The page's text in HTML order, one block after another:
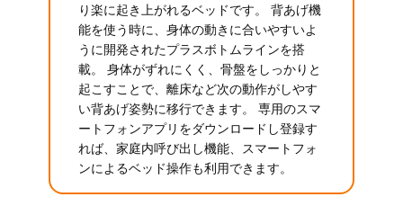
り楽に起き上がれるベッドです。 背あげ機
能を使う時に、身体の動きに合いやすいよ
うに開発されたプラスボトムラインを搭
載。 身体がずれにくく、骨盤をしっかりと
起こすことで、離床など次の動作がしやす
い背あげ姿勢に移行できます。 専用のスマ
ートフォンアプリをダウンロードし登録す
れば、家庭内呼び出し機能、スマートフォ
ンによるベッド操作も利用できます。